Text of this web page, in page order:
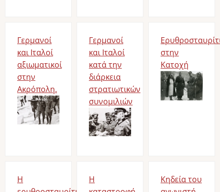
Γερμανοί
και Ιταλοί
αξιωματικοί
στην
Ακρόπολη.
Image
Γερμανοί
και Ιταλοί
κατά την
διάρκεια
στρατιωτικών
συνομιλιών
Image
στην
Κατοχή
Image
Η
Η
Κηδεία του